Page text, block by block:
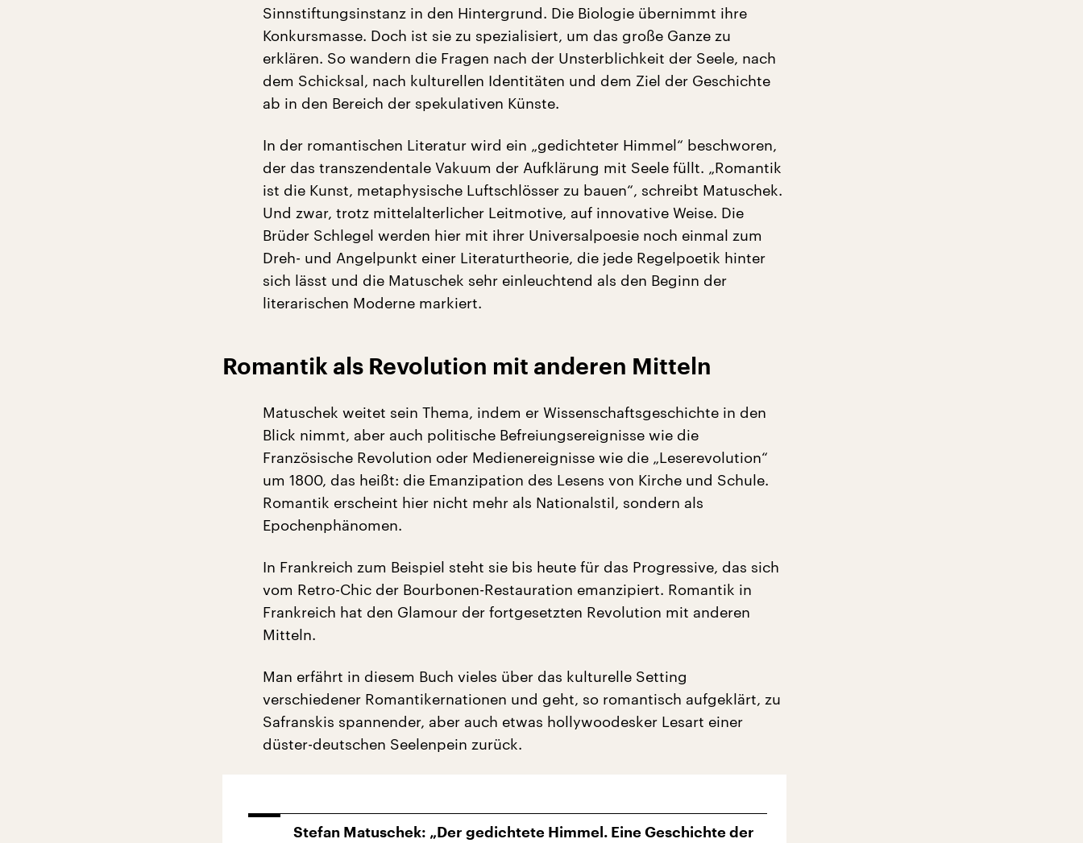
Sinnstiftungsinstanz in den Hintergrund. Die Biologie übernimmt ihre
Konkursmasse. Doch ist sie zu spezialisiert, um das große Ganze zu
erklären. So wandern die Fragen nach der Unsterblichkeit der Seele, nach
dem Schicksal, nach kulturellen Identitäten und dem Ziel der Geschichte
ab in den Bereich der spekulativen Künste.
In der romantischen Literatur wird ein „gedichteter Himmel“ beschworen,
der das transzendentale Vakuum der Aufklärung mit Seele füllt. „Romantik
ist die Kunst, metaphysische Luftschlösser zu bauen“, schreibt Matuschek.
Und zwar, trotz mittelalterlicher Leitmotive, auf innovative Weise. Die
Brüder Schlegel werden hier mit ihrer Universalpoesie noch einmal zum
Dreh- und Angelpunkt einer Literaturtheorie, die jede Regelpoetik hinter
sich lässt und die Matuschek sehr einleuchtend als den Beginn der
literarischen Moderne markiert.
Romantik als Revolution mit anderen Mitteln
Matuschek weitet sein Thema, indem er Wissenschaftsgeschichte in den
Blick nimmt, aber auch politische Befreiungsereignisse wie die
Französische Revolution oder Medienereignisse wie die „Leserevolution“
um 1800, das heißt: die Emanzipation des Lesens von Kirche und Schule.
Romantik erscheint hier nicht mehr als Nationalstil, sondern als
Epochenphänomen.
In Frankreich zum Beispiel steht sie bis heute für das Progressive, das sich
vom Retro-Chic der Bourbonen-Restauration emanzipiert. Romantik in
Frankreich hat den Glamour der fortgesetzten Revolution mit anderen
Mitteln.
Man erfährt in diesem Buch vieles über das kulturelle Setting
verschiedener Romantikernationen und geht, so romantisch aufgeklärt, zu
Safranskis spannender, aber auch etwas hollywoodesker Lesart einer
düster-deutschen Seelenpein zurück.
Stefan Matuschek: „Der gedichtete Himmel. Eine Geschichte der